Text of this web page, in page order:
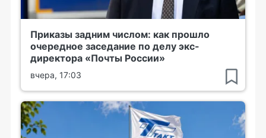
Приказы задним числом: как прошло
очередное заседание по делу экс-
директора «Почты России»
вчера, 17:03